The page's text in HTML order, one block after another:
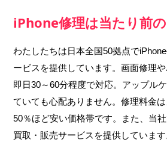
iPhone修理は当たり前
わたしたちは日本全国50拠点で
ービスを提供しています。画面修理や
即日30～60分程度で対応。アップル
ていても心配ありません。修理料金
50％ほど安い価格帯です。また、当
買取・販売サービスを提供しています